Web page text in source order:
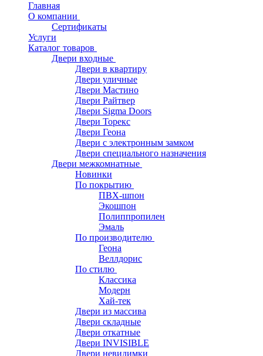
Главная
О компании
Сертификаты
Услуги
Каталог товаров
Двери входные
Двери в квартиру
Двери уличные
Двери Мастино
Двери Райтвер
Двери Sigma Doors
Двери Торекс
Двери Геона
Двери с электронным замком
Двери специального назначения
Двери межкомнатные
Новинки
По покрытию
ПВХ-шпон
Экошпон
Полиппропилен
Эмаль
По производителю
Геона
Веллдорис
По стилю
Классика
Модерн
Хай-тек
Двери из массива
Двери складные
Двери откатные
Двери INVISIBLE
Двери невидимки